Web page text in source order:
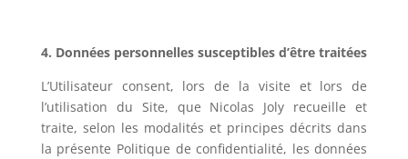
4. Données personnelles susceptibles d’être traitées
L’Utilisateur consent, lors de la visite et lors de
l’utilisation du Site, que Nicolas Joly recueille et
traite, selon les modalités et principes décrits dans
la présente Politique de confidentialité, les données